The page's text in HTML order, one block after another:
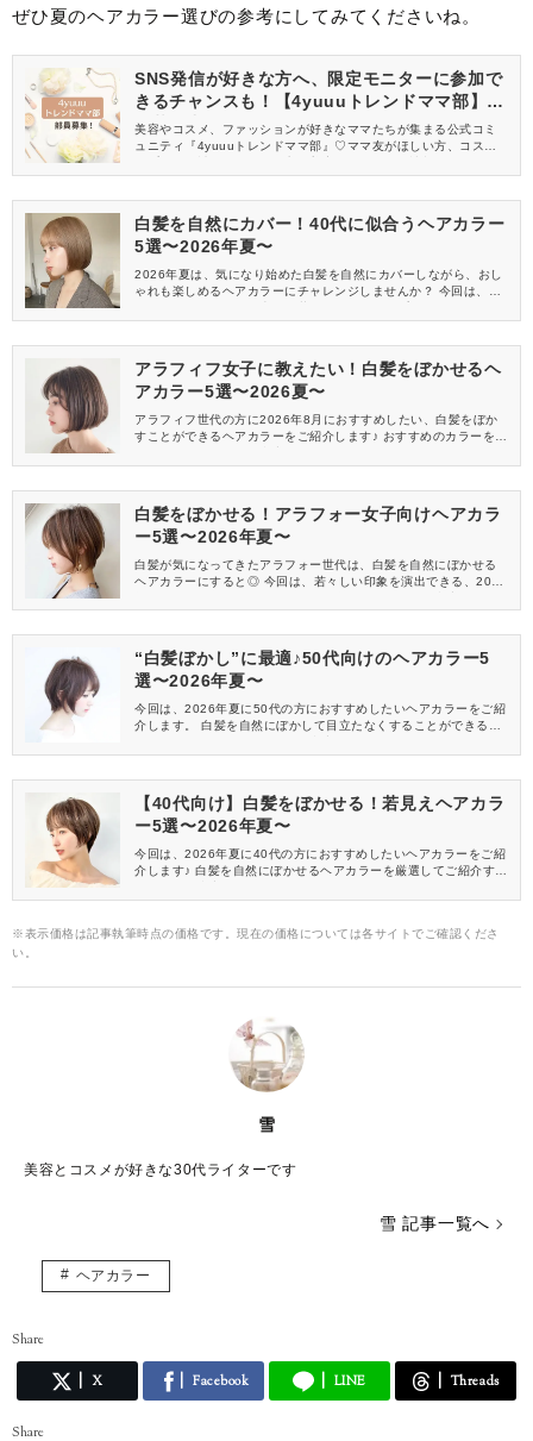
ぜひ夏のヘアカラー選びの参考にしてみてくださいね。
SNS発信が好きな方へ、限定モニターに参加で
きるチャンスも！【4yuuuトレンドママ部】部
員募集中
美容やコスメ、ファッションが好きなママたちが集まる公式コミ
ュニティ『4yuuuトレンドママ部』♡ママ友がほしい方、コスメサ
信してくれる方を募集しています！
白髪を自然にカバー！40代に似合うヘアカラー
5選〜2026年夏〜
2026年夏は、気になり始めた白髪を自然にカバーしながら、おし
ゃれも楽しめるヘアカラーにチャレンジしませんか？ 今回は、40
できる、おすすめのヘアカラーをご紹介します。
アラフィフ女子に教えたい！白髪をぼかせるヘ
アカラー5選〜2026夏〜
アラフィフ世代の方に2026年8月におすすめしたい、白髪をぼか
すことができるヘアカラーをご紹介します♪ おすすめのカラーをセ
白髪をぼかせる！アラフォー女子向けヘアカラ
ー5選〜2026年夏〜
白髪が気になってきたアラフォー世代は、白髪を自然にぼかせる
ヘアカラーにすると◎ 今回は、若々しい印象を演出できる、2026
くださいね♪
“白髪ぼかし”に最適♪50代向けのヘアカラー5
選〜2026年夏〜
今回は、2026年夏に50代の方におすすめしたいヘアカラーをご紹
介します。 白髪を自然にぼかして目立たなくすることができるカ
【40代向け】白髪をぼかせる！若見えヘアカラ
ー5選〜2026年夏〜
今回は、2026年夏に40代の方におすすめしたいヘアカラーをご紹
介します♪ 白髪を自然にぼかせるヘアカラーを厳選してご紹介する
※表示価格は記事執筆時点の価格です。現在の価格については各サイトでご確認くださ
い。
雪
美容とコスメが好きな30代ライターです
雪 記事一覧へ
ヘアカラー
Share
X Facebook LINE Threads
Share